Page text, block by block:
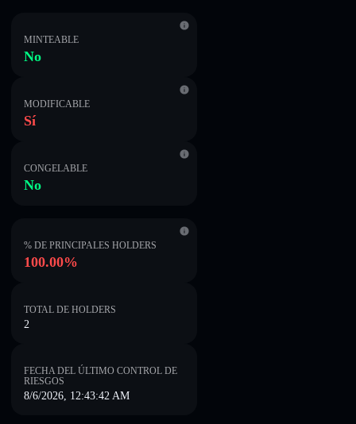
MINTEABLE
No
MODIFICABLE
Sí
CONGELABLE
No
% DE PRINCIPALES HOLDERS
100.00%
TOTAL DE HOLDERS
2
FECHA DEL ÚLTIMO CONTROL DE
RIESGOS
8/6/2026, 12:43:42 AM